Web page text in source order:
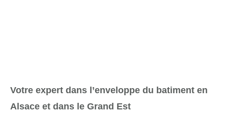
Votre expert dans l’enveloppe du batiment en
Alsace et dans le Grand Est